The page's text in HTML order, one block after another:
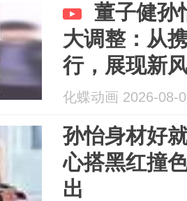
董子健孙
大调整：从
行，展现新
化蝶动画 2026-08-
孙怡身材好
心搭黑红撞
出